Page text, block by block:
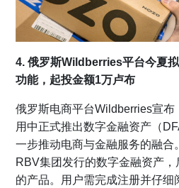
4. 俄罗斯Wildberries平台今夏
功能，起投金额1万卢布
俄罗斯电商平台Wildberries宣布
用中正式推出数字金融资产（
一步推动电商与金融服务的融合
RBV集团发行的数字金融资产
的产品。用户需完成注册并仔